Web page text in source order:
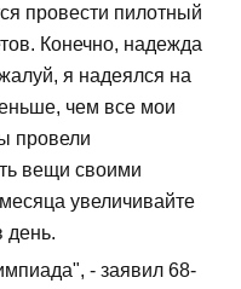
провести пилотный
Конечно, надежда
я надеялся на
чем все мои
провели
вещи своими
увеличивайте
день.
- заявил 68-